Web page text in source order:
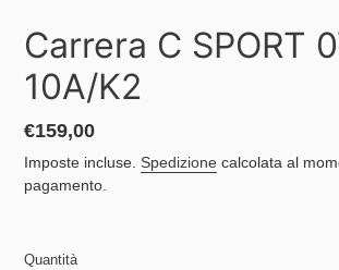
Carrera C SPORT
10A/K2
Prezzo
di
listino
€159,00
Imposte incluse. Spedizione calcolata al
pagamento.
Quantità